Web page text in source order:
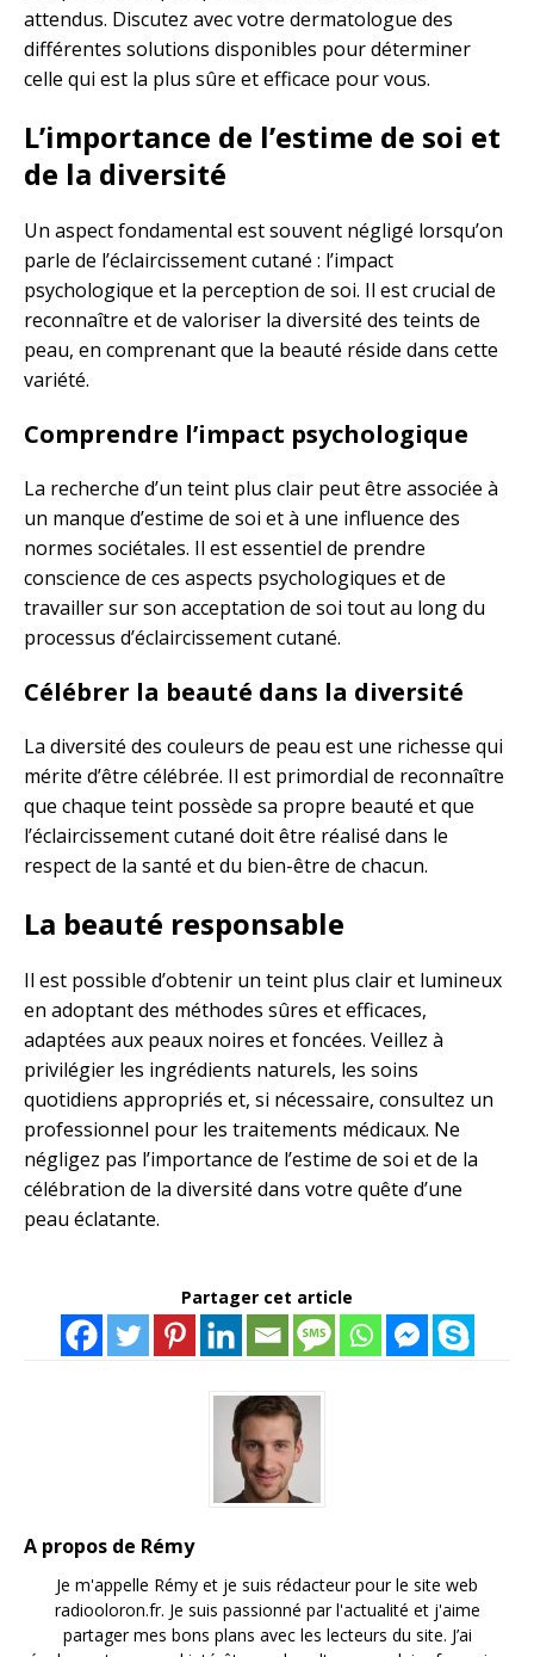
attendus. Discutez avec votre dermatologue des
différentes solutions disponibles pour déterminer
celle qui est la plus sûre et efficace pour vous.
L’importance de l’estime de soi et
de la diversité
Un aspect fondamental est souvent négligé lorsqu’on
parle de l’éclaircissement cutané : l’impact
psychologique et la perception de soi. Il est crucial de
reconnaître et de valoriser la diversité des teints de
peau, en comprenant que la beauté réside dans cette
variété.
Comprendre l’impact psychologique
La recherche d’un teint plus clair peut être associée à
un manque d’estime de soi et à une influence des
normes sociétales. Il est essentiel de prendre
conscience de ces aspects psychologiques et de
travailler sur son acceptation de soi tout au long du
processus d’éclaircissement cutané.
Célébrer la beauté dans la diversité
La diversité des couleurs de peau est une richesse qui
mérite d’être célébrée. Il est primordial de reconnaître
que chaque teint possède sa propre beauté et que
l’éclaircissement cutané doit être réalisé dans le
respect de la santé et du bien-être de chacun.
La beauté responsable
Il est possible d’obtenir un teint plus clair et lumineux
en adoptant des méthodes sûres et efficaces,
adaptées aux peaux noires et foncées. Veillez à
privilégier les ingrédients naturels, les soins
quotidiens appropriés et, si nécessaire, consultez un
professionnel pour les traitements médicaux. Ne
négligez pas l’importance de l’estime de soi et de la
célébration de la diversité dans votre quête d’une
peau éclatante.
Partager cet article
A propos de Rémy
Je m'appelle Rémy et je suis rédacteur pour le site web
radiooloron.fr. Je suis passionné par l'actualité et j'aime
partager mes bons plans avec les lecteurs du site. J’ai